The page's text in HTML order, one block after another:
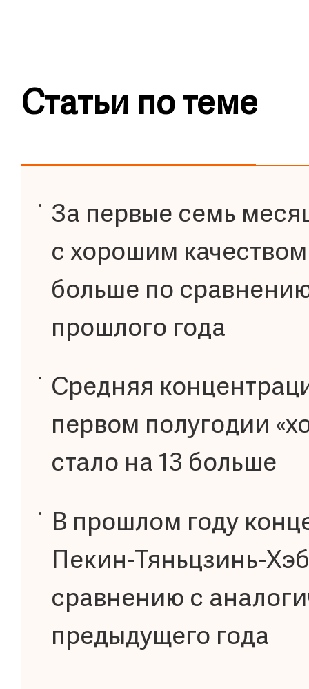
Статьи по теме
За первые семь
с хорошим качеством
больше по
прошлого года
Средняя
первом полугодии
стало на 13 больше
В прошлом году
Пекин-Тяньцзинь-
сравнению с
предыдущего года